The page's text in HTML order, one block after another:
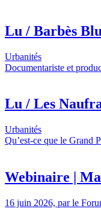
Lu / Barbès
Urbanités
Documentariste et
Lu / Les
Urbanités
Qu’est-ce que le Grand
Webinaire |
16 juin 2026, par le